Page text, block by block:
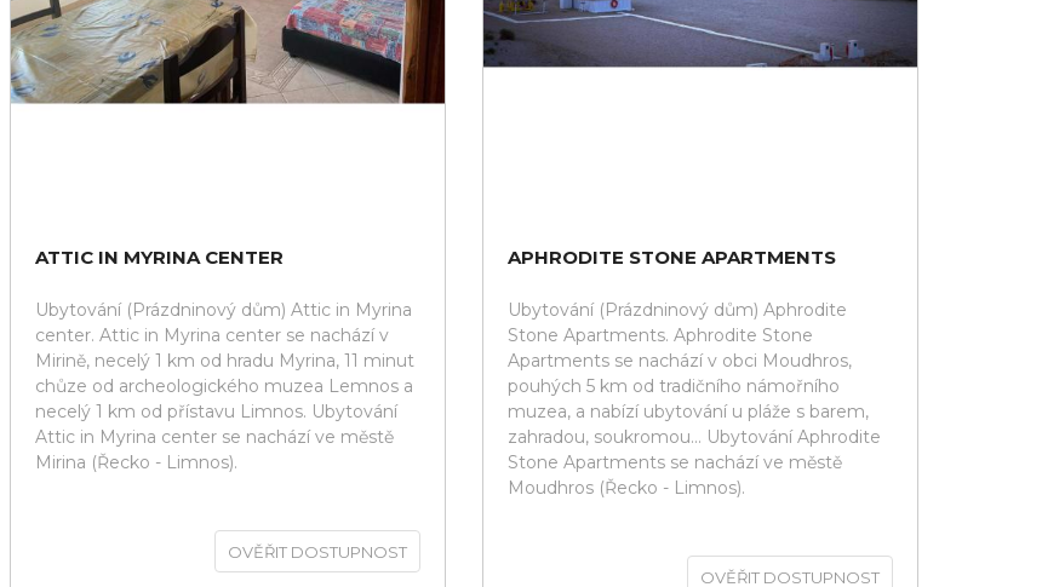
ATTIC IN MYRINA CENTER
Ubytování (Prázdninový dům) Attic in Myrina
center. Attic in Myrina center se nachází v
Mirině, necelý 1 km od hradu Myrina, 11 minut
chůze od archeologického muzea Lemnos a
necelý 1 km od přístavu Limnos. Ubytování
Attic in Myrina center se nachází ve městě
Mirina (Řecko - Limnos).
OVĚŘIT DOSTUPNOST
APHRODITE STONE APARTMENTS
Ubytování (Prázdninový dům) Aphrodite
Stone Apartments. Aphrodite Stone
Apartments se nachází v obci Moudhros,
pouhých 5 km od tradičního námořního
muzea, a nabízí ubytování u pláže s barem,
zahradou, soukromou... Ubytování Aphrodite
Stone Apartments se nachází ve městě
Moudhros (Řecko - Limnos).
OVĚŘIT DOSTUPNOST